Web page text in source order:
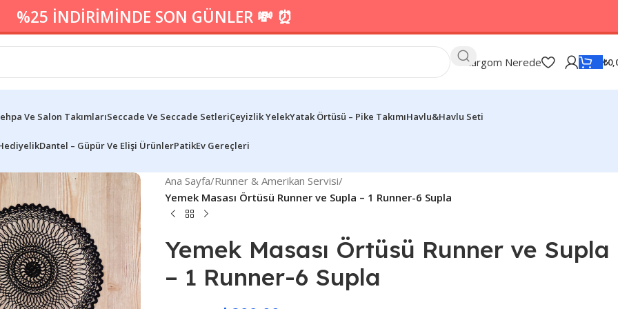
%25 İNDİRİMİNDE SON GÜNLER 💸 ⏰
Kargom Nerede ₺
Ve Salon TakımlarıSeccade Ve Seccade SetleriÇeyizlik YelekYatak Örtüsü – Pike TakımıHavlu&Havlu Seti
Dantel – Güpür Ve Elişi ÜrünlerPatikEv Gereçleri
Ana Sayfa/Runner & Amerikan Servisi/
Yemek Masası Örtüsü Runner ve Supla – 1 Runner-6 Supla
Yemek Masası Örtüsü Runner ve Supla
– 1 Runner-6 Supla